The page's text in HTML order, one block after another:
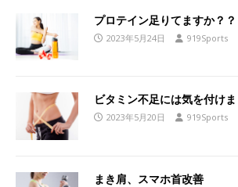
プロテイン足りてますか？？
2023年5月24日 919Sports
ビタミン不足には気を付けま
2023年5月20日 919Sports
まき肩、スマホ首改善